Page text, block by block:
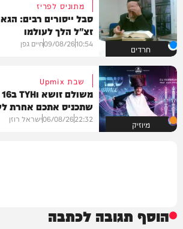
חרדים
מתוניס לפריז
סבל ייסורים רבים:
זצ"ל הלך לעולמו
10:54
09/08/26חיים גפן
מיוזיק
שבת Upmix
שתכניס אתכם אחרת
22:32
06/08/26ישראל רוזן
הוסף תגובה לכתבה